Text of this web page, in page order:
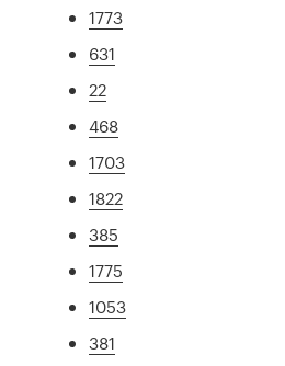
1773
631
22
468
1703
1822
385
1775
1053
381